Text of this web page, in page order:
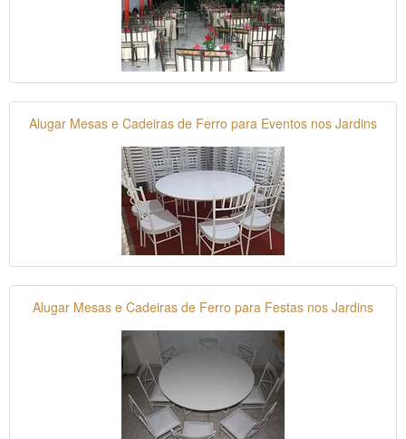
Alugar Mesas e Cadeiras de Ferro para Eventos nos Jardins
Alugar Mesas e Cadeiras de Ferro para Festas nos Jardins